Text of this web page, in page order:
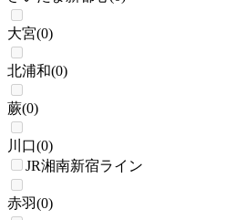
大宮(0)
北浦和(0)
蕨(0)
川口(0)
JR湘南新宿ライン
赤羽(0)